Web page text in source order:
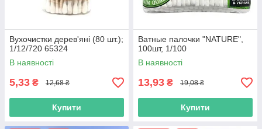
Вухочистки дерев'яні (80 шт.);
1/12/720 65324
В наявності
5,33 ₴ 12,68 ₴
Купити
Ватные палочки "NATURE",
100шт, 1/100
В наявності
13,93 ₴ 19,08 ₴
Купити